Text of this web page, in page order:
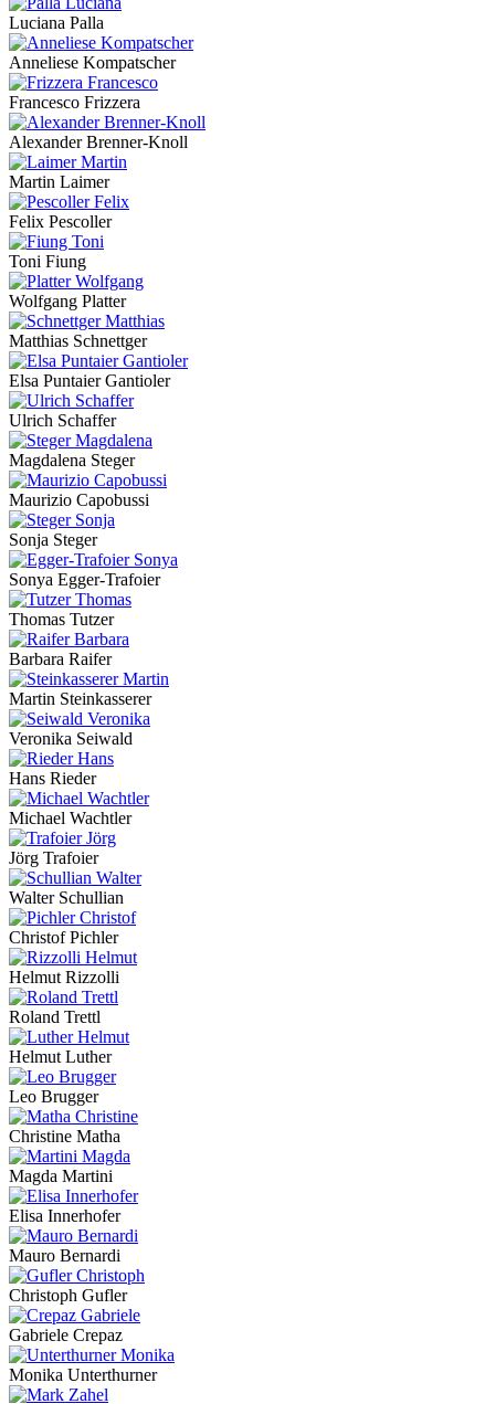
Luciana Palla
Anneliese Kompatscher
Francesco Frizzera
Alexander Brenner-Knoll
Martin Laimer
Felix Pescoller
Toni Fiung
Wolfgang Platter
Matthias Schnettger
Elsa Puntaier Gantioler
Ulrich Schaffer
Magdalena Steger
Maurizio Capobussi
Sonja Steger
Sonya Egger-Trafoier
Thomas Tutzer
Barbara Raifer
Martin Steinkasserer
Veronika Seiwald
Hans Rieder
Michael Wachtler
Jörg Trafoier
Walter Schullian
Christof Pichler
Helmut Rizzolli
Roland Trettl
Helmut Luther
Leo Brugger
Christine Matha
Magda Martini
Elisa Innerhofer
Mauro Bernardi
Christoph Gufler
Gabriele Crepaz
Monika Unterthurner